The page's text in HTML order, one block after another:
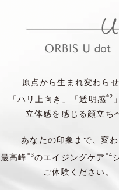
原点から生まれ変わらせ
「ハリ上向き」「透明感*2
立体感を感じる顔立ち
あなたの印象まで、変わ
最高峰*3のエイジングケア *4
ご体験ください。